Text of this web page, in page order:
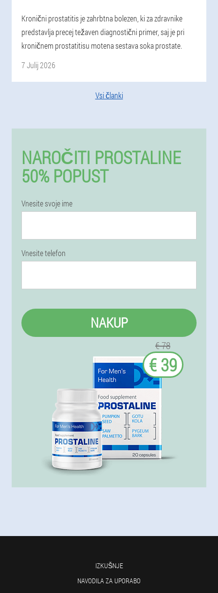
Kronični prostatitis je zahrbtna bolezen, ki za zdravnike
predstavlja precej težaven diagnostični primer, saj je pri
kroničnem prostatitisu motena sestava soka prostate.
7 Julij 2026
Vsi članki
NAROČITI PROSTALINE
50% POPUST
Vnesite svoje ime
Vnesite telefon
NAKUP
€ 78
€ 39
IZKUŠNJE
NAVODILA ZA UPORABO